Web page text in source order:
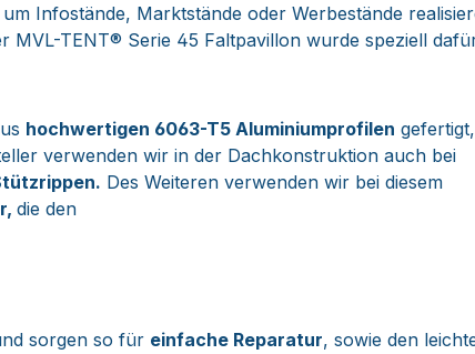
Infostände, Marktstände oder Werbestände
MVL-TENT® Serie 45 Faltpavillon wurde speziell
hochwertigen 6063-T5 Aluminiumprofilen gefertigt,
verwenden wir in der Dachkonstruktion auch bei
Des Weiteren verwenden wir bei diesem
die den
sorgen so für einfache Reparatur, sowie den